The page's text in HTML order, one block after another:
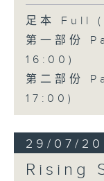
足本 Full
第一部份
16:00)
第二部份
17:00)
29/07/
Rising